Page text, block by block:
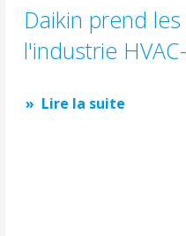
Daikin prend
l'industrie
Lire la suite